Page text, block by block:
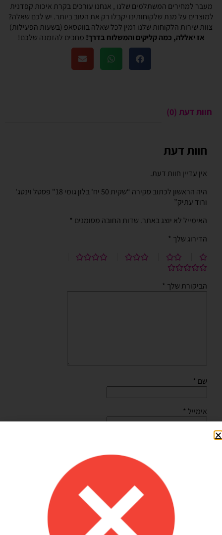
מעבר למחירים המשתלמים שלנו , אנחנו עורכים בקרת איכות קפדנית
למוצרים על מנת שלקוחותינו יקבלו רק את הטוב ביותר. יש לכם שאלה?
צוות שירות הלקוחות שלנו זמין לכל שאלה בווטסאפ (בשעות הפעילות)
אז יאללה, כמה קליקים והמשלוח בדרך! מחכים להזמנה שלכם!
חוות דעת (0)
חוות דעת
אין עדיין חוות דעת.
היה הראשון לכתוב סקירה “שקית 50 יח' בלון גומי 18" פסטל וינטג'
ורוד עתיק”
האימייל לא יוצג באתר. שדות החובה מסומנים *
הדירוג שלך *
הביקורת שלך *
שם *
אימייל *
שמור בדפדפן זה את השם, האימייל והאתר שלי לפעם הבאה
Shilav Sayag